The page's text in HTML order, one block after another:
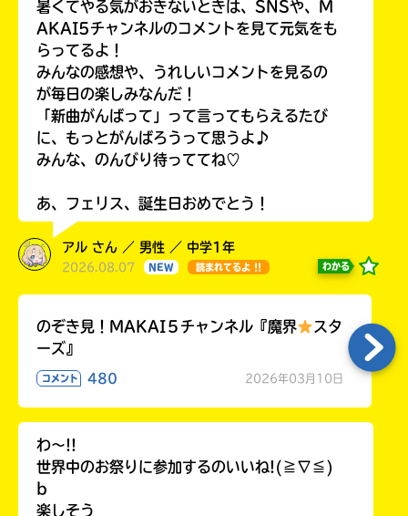
暑くてやる気がおきないときは、SNSや、M
AKAI5チャンネルのコメントを見て元気をも
らってるよ！
みんなの感想や、うれしいコメントを見るの
が毎日の楽しみなんだ！
「新曲がんばって」って言ってもらえるたび
に、もっとがんばろうって思うよ♪
みんな、のんびり待っててね♡
あ、フェリス、誕生日おめでとう！
アル さん ／ 男性 ／ 中学1年
2026.08.07 NEW 読まれてるよ !! わかる
のぞき見！MAKAI５チャンネル『魔界
スタ
ーズ』
コメント 480 2026年03月10日
わ〜!!
世界中のお祭りに参加するのいいね!(≧∇≦)
b
楽しそう